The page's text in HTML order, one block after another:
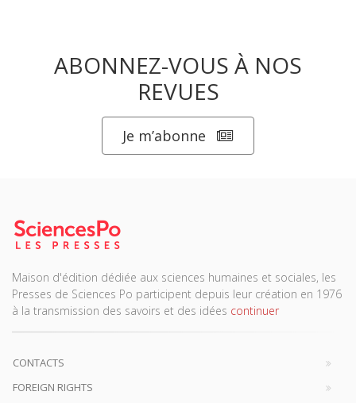
ABONNEZ-VOUS À NOS
REVUES
Je m’abonne
Maison d'édition dédiée aux sciences humaines et sociales, les
Presses de Sciences Po participent depuis leur création en 1976
à la transmission des savoirs et des idées continuer
CONTACTS
FOREIGN RIGHTS